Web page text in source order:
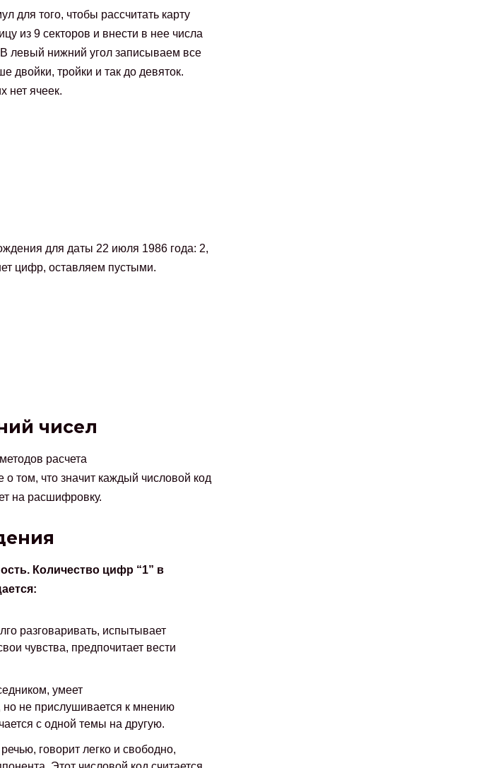
для того, чтобы рассчитать карту
из 9 секторов и внести в нее числа
левый нижний угол записываем все
тройки и так до девяток.
нет ячеек.
для даты 22 июля 1986 года: 2,
цифр, оставляем пустыми.
чисел
расчета
том, что значит каждый числовой код
на расшифровку.
Количество цифр “1” в
разговаривать, испытывает
чувства, предпочитает вести
умеет
не прислушивается к мнению
с одной темы на другую.
говорит легко и свободно,